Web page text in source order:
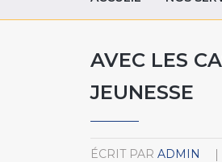
AVEC LES
JEUNESSE
ÉCRIT PAR ADMIN